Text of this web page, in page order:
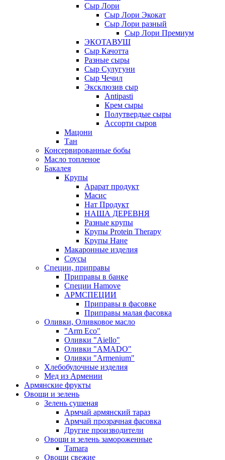
Сыр Лори
Сыр Лори Экокат
Сыр Лори разный
Сыр Лори Премиум
ЭКОТАВУШ
Сыр Качотта
Разные сыры
Сыр Сулугуни
Сыр Чечил
Эксклюзив сыр
Antipasti
Крем сыры
Полутвердые сыры
Ассорти сыров
Мацони
Тан
Консервированные бобы
Масло топленое
Бакалея
Крупы
Арарат продукт
Масис
Нат Продукт
НАША ДЕРЕВНЯ
Разные крупы
Крупы Protein Therapy
Крупы Нане
Макаронные изделия
Соусы
Специи, приправы
Приправы в банке
Специи Hamove
АРМСПЕЦИИ
Приправы в фасовке
Приправы малая фасовка
Оливки, Оливковое масло
"Arm Eco"
Оливки "Aiello"
Оливки "AMADO"
Оливки "Armenium"
Хлебобулочные изделия
Мед из Армении
Армянские фрукты
Овощи и зелень
Зелень сушеная
Армчай армянский тараз
Армчай прозрачная фасовка
Другие производители
Овощи и зелень замороженные
Tamara
Овощи свежие